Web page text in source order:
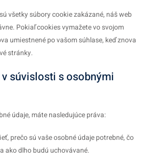
všetky súbory cookie zakázané, náš web
Pokiaľ cookies vymažete vo svojom
umiestnené po vašom súhlase, keď znova
stránky.
v súvislosti s osobnými
údaje, máte nasledujúce práva:
prečo sú vaše osobné údaje potrebné, čo
ako dlho budú uchovávané.